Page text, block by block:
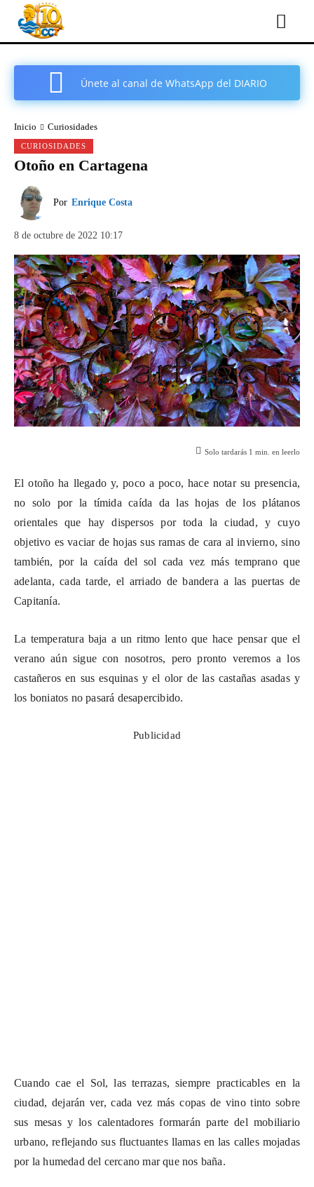
Únete al canal de WhatsApp del DIARIO
Inicio Curiosidades
CURIOSIDADES
Otoño en Cartagena
Por Enrique Costa
8 de octubre de 2022 10:17
Solo tardarás 1 min. en leerlo
El otoño ha llegado y, poco a poco, hace notar su presencia,
no solo por la tímida caída da las hojas de los plátanos
orientales que hay dispersos por toda la ciudad, y cuyo
objetivo es vaciar de hojas sus ramas de cara al invierno, sino
también, por la caída del sol cada vez más temprano que
adelanta, cada tarde, el arriado de bandera a las puertas de
Capitanía.
La temperatura baja a un ritmo lento que hace pensar que el
verano aún sigue con nosotros, pero pronto veremos a los
castañeros en sus esquinas y el olor de las castañas asadas y
los boniatos no pasará desapercibido.
Publicidad
Cuando cae el Sol, las terrazas, siempre practicables en la
ciudad, dejarán ver, cada vez más copas de vino tinto sobre
sus mesas y los calentadores formarán parte del mobiliario
urbano, reflejando sus fluctuantes llamas en las calles mojadas
por la humedad del cercano mar que nos baña.